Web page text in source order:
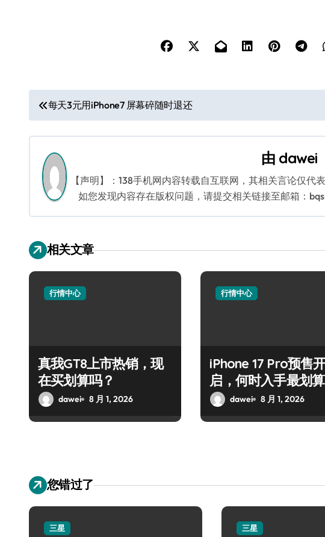
文
章
导
航
每天3元用iPhone7 屏幕碎随时退还
由 dawei
【声明】：138手机网内容转载自互联网，其相关言论仅代
如您发现内容存在版权问题，请提交相关链接至邮箱：
相关文章
行情中心
真我GT8上市热销，现
在买划算吗？
dawei 8 月 1, 2026
行情中心
iPhone 17 Pro预售
启，何时入手最划
dawei 8 月 1, 2026
您错过了
三星 三星